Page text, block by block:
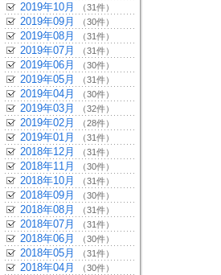
2019年10月 （31件）
2019年09月 （30件）
2019年08月 （31件）
2019年07月 （31件）
2019年06月 （30件）
2019年05月 （31件）
2019年04月 （30件）
2019年03月 （32件）
2019年02月 （28件）
2019年01月 （31件）
2018年12月 （31件）
2018年11月 （30件）
2018年10月 （31件）
2018年09月 （30件）
2018年08月 （31件）
2018年07月 （31件）
2018年06月 （30件）
2018年05月 （31件）
2018年04月 （30件）